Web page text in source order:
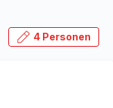
4 Personen